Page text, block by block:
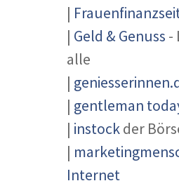
|
| Geld & Genuss -
alle
|
| gentleman
| instockder
|
Internet